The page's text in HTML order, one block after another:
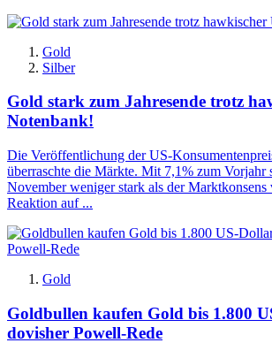
Gold
Silber
Gold stark zum Jahresende trotz
Notenbank!
Die Veröffentlichung der US-
überraschte die Märkte. Mit 7,1% zum Vorjahr
November weniger stark als der
Reaktion auf ...
Gold
Goldbullen kaufen Gold bis 1.800
dovisher Powell-Rede